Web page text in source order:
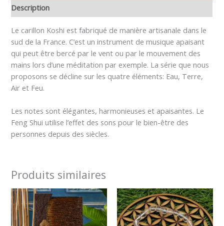
Description
Le carillon Koshi est fabriqué de manière artisanale dans le
sud de la France. C’est un instrument de musique apaisant
qui peut être bercé par le vent ou par le mouvement des
mains lors d’une méditation par exemple. La série que nous
proposons se décline sur les quatre éléments: Eau, Terre,
Air et Feu.
Les notes sont élégantes, harmonieuses et apaisantes. Le
Feng Shui utilise l’effet des sons pour le bien-être des
personnes depuis des siècles.
Produits similaires